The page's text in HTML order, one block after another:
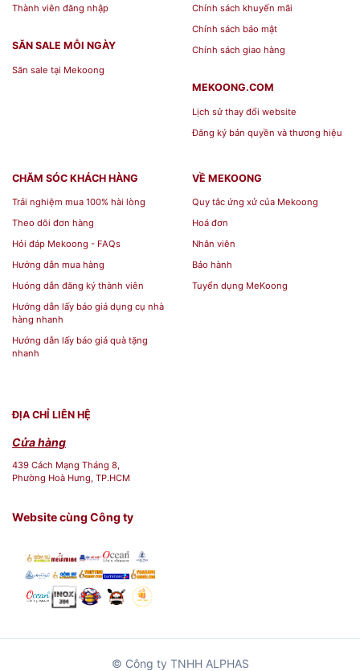
Thành viên đăng nhập
SĂN SALE MỖI NGÀY
Săn sale tại Mekoong
Chính sách khuyến mãi
Chính sách bảo mật
Chính sách giao hàng
MEKOONG.COM
Lịch sử thay đổi website
Đăng ký bản quyền và thương hiệu
CHĂM SÓC KHÁCH HÀNG
Trải nghiệm mua 100% hài lòng
Theo dõi đơn hàng
Hỏi đáp Mekoong - FAQs
Hướng dẫn mua hàng
Huóng dẫn đăng ký thành viên
Hướng dẫn lấy báo giá dụng cụ nhà
hàng nhanh
Hướng dẫn lấy báo giá quà tặng
nhanh
VỀ MEKOONG
Quy tắc ứng xử của Mekoong
Hoá đơn
Nhân viên
Bảo hành
Tuyển dụng MeKoong
ĐỊA CHỈ LIÊN HỆ
Cửa hàng
439 Cách Mạng Tháng 8,
Phường Hoà Hưng, TP.HCM
Website cùng Công ty
© Công ty TNHH ALPHAS